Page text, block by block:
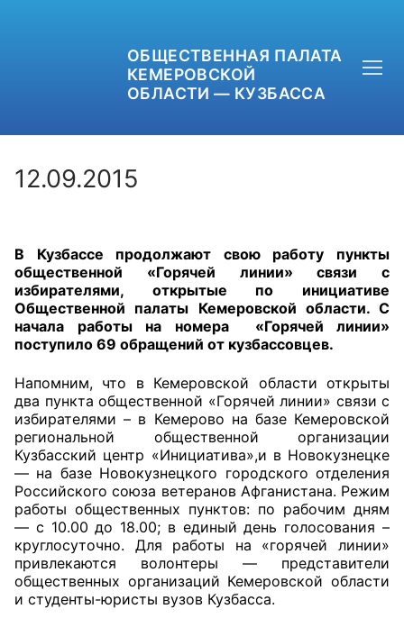
ОБЩЕСТВЕННАЯ ПАЛАТА
КЕМЕРОВСКОЙ
ОБЛАСТИ — КУЗБАССА
OPKO42@BK.RU
ОБРАТНАЯ СВЯЗЬ
Главная
Общественные советы
Общественные советы при территориальных
органах федеральных органов
исполнительной власти
Общественные советы по проведению
12.09.2015
В Кузбассе продолжают свою работу пункты
общественной «Горячей линии» связи с
избирателями, открытые по инициативе
Общественной палаты Кемеровской области. С
начала работы на номера «Горячей линии»
поступило 69 обращений от кузбассовцев.
Напомним, что в Кемеровской области открыты
два пункта общественной «Горячей линии» связи с
избирателями – в Кемерово на базе Кемеровской
региональной общественной организации
Кузбасский центр «Инициатива»,и в Новокузнецке
— на базе Новокузнецкого городского отделения
Российского союза ветеранов Афганистана. Режим
работы общественных пунктов: по рабочим дням
— с 10.00 до 18.00; в единый день голосования –
круглосуточно. Для работы на «горячей линии»
привлекаются волонтеры — представители
общественных организаций Кемеровской области
и студенты-юристы вузов Кузбасса.